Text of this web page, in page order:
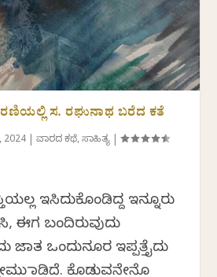
ಸ. ರಘುನಾಥ ಬರೆದ ಕತೆ
2024 |ವಾರದ ಕಥೆ,ಸಾಹಿತ್ಯ |
ಇಸಿದುಕೊಂಡಿದ್ದ ಇನ್ನೂರು
ಈಗ ಬಂದಿರುವುದು
ಜಾತ ಒಂದುನೂರ ಇಪ್ಪತ್ತೈದು
ಮಾಡಿದೆ. ಕೊಡುವನೇನೊ